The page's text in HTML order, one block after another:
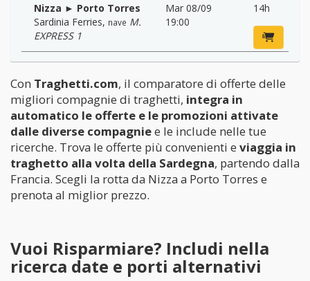
Nizza ► Porto Torres
Sardinia Ferries, nave M.
EXPRESS 1
Mar 08/09
19:00
14h
Con Traghetti.com, il comparatore di offerte delle
migliori compagnie di traghetti, integra in
automatico le offerte e le promozioni attivate
dalle diverse compagniee le include nelle tue
ricerche. Trova le offerte più convenienti e viaggia in
traghetto alla volta della Sardegna, partendo dalla
Francia. Scegli la rotta da Nizza a Porto Torres e
prenota al miglior prezzo.
Vuoi Risparmiare? Includi nella
ricerca date e porti alternativi